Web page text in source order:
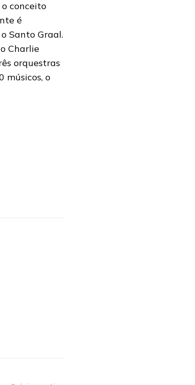
o conceito
é
Santo Graal.
Charlie
orquestras
músicos, o